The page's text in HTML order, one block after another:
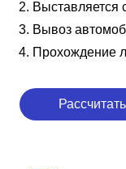
Выставляется
Вывоз
Прохождение